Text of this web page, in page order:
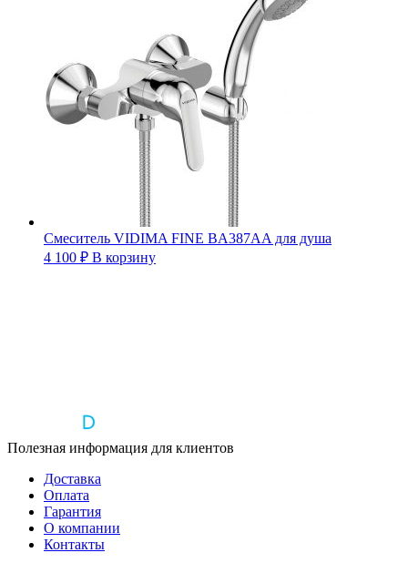
Смеситель VIDIMA FINE BA387AA для душа
4 100 ₽ В корзину
Полезная информация для клиентов
Доставка
Оплата
Гарантия
О компании
Контакты